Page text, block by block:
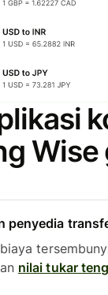
penyedia
nilai tukar